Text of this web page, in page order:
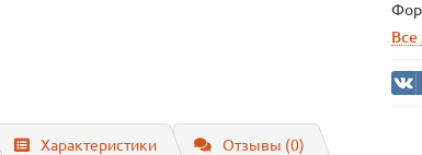
Все
Характеристики Отзывы (0)